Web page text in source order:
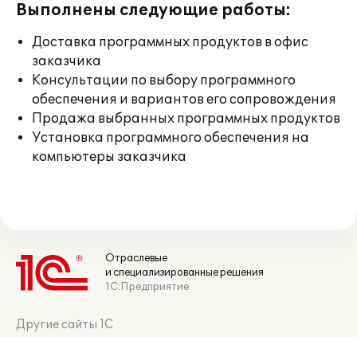
Выполнены следующие работы:
Доставка программных продуктов в офис
заказчика
Консультации по выбору программного
обеспечения и вариантов его сопровождения
Продажа выбранных программных продуктов
Установка программного обеспечения на
компьютеры заказчика
Отраслевые
и специализированные решения
1С:Предприятие
Другие сайты 1С